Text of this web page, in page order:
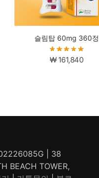
슬림탑 60mg 360정
₩161,840
| 38
BEACH TOWER,